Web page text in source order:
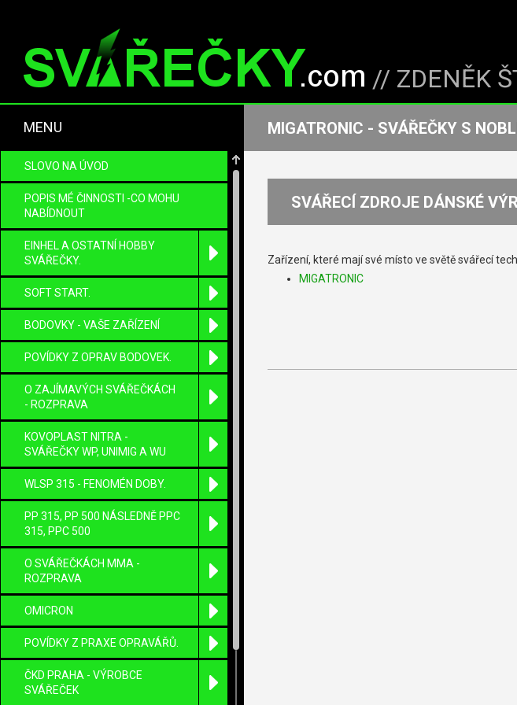
// ZDENĚK
MENU
SLOVO NA ÚVOD
POPIS MÉ ČINNOSTI -CO MOHU
NABÍDNOUT
EINHEL A OSTATNÍ HOBBY
SVÁŘEČKY.
SOFT START.
BODOVKY - VAŠE ZAŘÍZENÍ
POVÍDKY Z OPRAV BODOVEK.
O ZAJÍMAVÝCH SVÁŘEČKÁCH
- ROZPRAVA
KOVOPLAST NITRA -
SVÁŘEČKY WP, UNIMIG A WU
WLSP 315 - FENOMÉN DOBY.
PP 315, PP 500 NÁSLEDNĚ PPC
315, PPC 500
O SVÁŘEČKÁCH MMA -
ROZPRAVA
OMICRON
POVÍDKY Z PRAXE OPRAVÁŘŮ.
ČKD PRAHA - VÝROBCE
SVÁŘEČEK
MIGATRONIC - SVÁŘEČKY S
SVÁŘECÍ ZDROJE DÁNSKÉ
Zařízení, které mají své místo ve světě svářecí
MIGATRONIC
Nastavení cookie